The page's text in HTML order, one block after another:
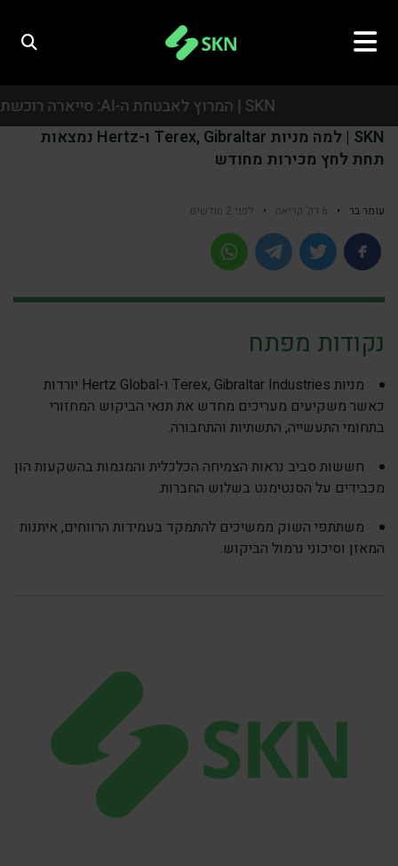
SKN | המרוץ לאבטחת ה-AI: סייארה רוכשת את אואזיס סקיוריטי בעסקת ענק של כמיליארד דולר
SKN | המרוץ לאבטחת ה-AI: סייארה רוכשת את אואזיס סקיוריטי בעסקת ענק של כמיליארד דולר
SKN | למה מניות Terex, Gibraltar ו-Hertz נמצאות
תחת לחץ מכירות מחודש
עומר בר • 6 דק’ קריאה • לפני 2 חודשים
נקודות מפתח
מניות Terex, Gibraltar Industries ו-Hertz Global יורדות
כאשר משקיעים מעריכים מחדש את תנאי הביקוש המחזורי
בתחומי התעשייה, התשתיות והתחבורה.
חששות סביב נראות הצמיחה הכלכלית והמגמות בהשקעות הון
מכבידים על הסנטימנט בשלוש החברות.
משתתפי השוק ממשיכים להתמקד בעמידות הרווחים, איתנות
המאזן וסיכוני נרמול הביקוש.